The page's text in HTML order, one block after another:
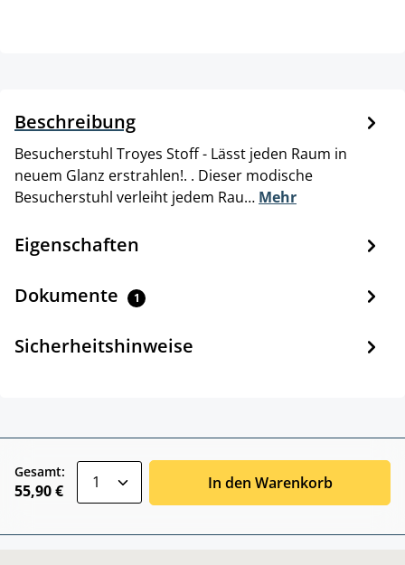
Beschreibung
Besucherstuhl Troyes Stoff - Lässt jeden Raum in
neuem Glanz erstrahlen!. . Dieser modische
Besucherstuhl verleiht jedem Rau… Mehr
Eigenschaften
Dokumente 1
Sicherheitshinweise
Gesamt:
55,90 € In den Warenkorb